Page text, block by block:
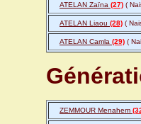
ATELAN Zaïna (27) (
ATELAN Liaou (28) (
ATELAN Camla (29) (
ZEMMOUR Menahem